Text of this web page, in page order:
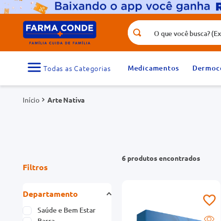
O que você busca? (Ex.: vitamina,
Medicamentos
Arte Nativa
Filtros
Departamento
Saúde e Bem Estar
6 produtos
Termos mais buscados
1
medicamento